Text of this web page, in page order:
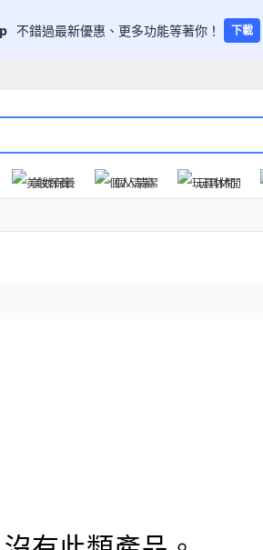
不錯過最新優惠、更多功能等著你！ 下載
美妝保養 個人清潔 玩具休閒